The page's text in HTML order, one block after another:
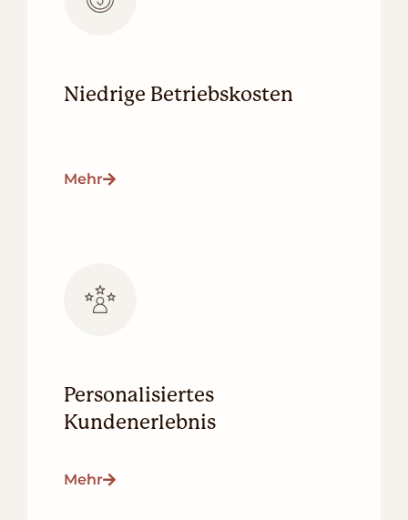
Niedrige Betriebskosten
Mehr
Personalisiertes
Kundenerlebnis
Mehr